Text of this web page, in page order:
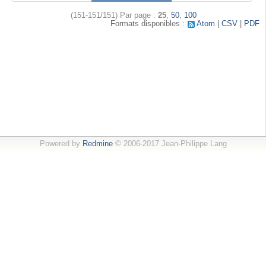
(151-151/151) Par page : 25, 50, 100
Formats disponibles :
Atom CSV PDF
Powered by Redmine© 2006-2017 Jean-Philippe Lang